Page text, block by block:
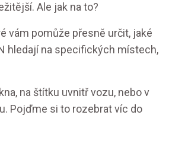
Ale jak na to?
vám pomůže přesně určit, jaké
hledají na specifických místech,
na štítku uvnitř vozu, nebo v
Pojďme si to rozebrat víc do